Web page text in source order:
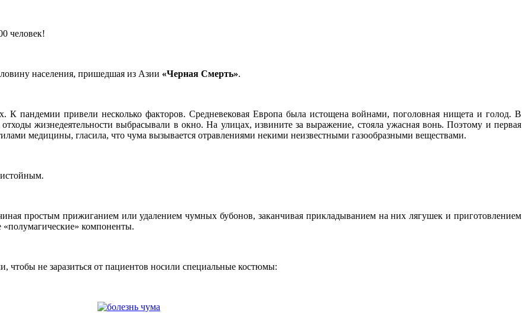
человек!
населения, пришедшая из Азии «Черная Смерть».
пандемии привели несколько факторов. Средневековая Европа была истощена войнами, поголовная нищета и голод. В
жизнедеятельности выбрасывали в окно. На улицах, извините за выражение, стояла ужасная вонь. Поэтому и первая
медицины, гласила, что чума вызывается отравлениями некими неизвестными газообразными веществами.
простым прижиганием или удалением чумных бубонов, заканчивая прикладыванием на них лягушек и приготовлением
«полумагические» компоненты.
чтобы не заразиться от пациентов носили специальные костюмы: